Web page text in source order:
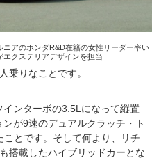
ニアのホンダR&D在籍の女性リーダー率い
エクステリアデザインを担当
乗りなことです。
ンターボの3.5Lになって縦置
が9速のデュアルクラッチ・ト
とです。そして何より、リチ
搭載したハイブリッドカーとな